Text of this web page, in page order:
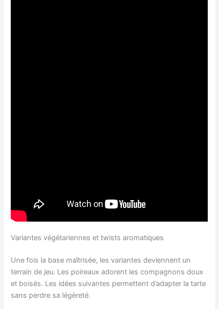
Variantes végétariennes et twists aromatiques
Une fois la base maîtrisée, les variantes deviennent un
terrain de jeu. Les poireaux adorent les compagnons doux
et boisés. Les idées suivantes permettent d’adapter la tarte
sans perdre sa légèreté.